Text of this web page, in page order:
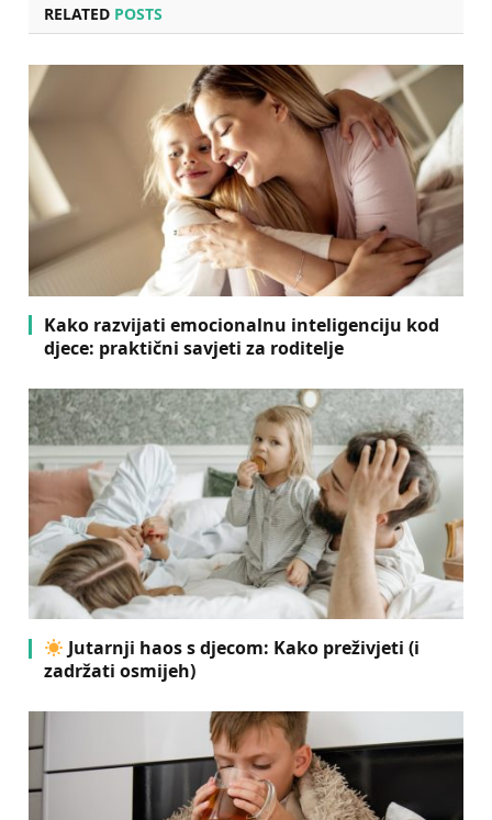
RELATED POSTS
Kako razvijati emocionalnu inteligenciju kod
djece: praktični savjeti za roditelje
Jutarnji haos s djecom: Kako preživjeti (i
zadržati osmijeh)